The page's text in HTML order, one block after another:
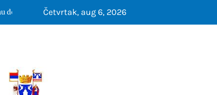
Prijedoru 4 mjeseca ago RK Bijeljina sigurna protiv
Četvrtak, aug 6, 2026